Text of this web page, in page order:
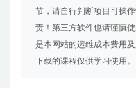
节，请自行判断项目可操
责！第三方软件也请谨慎
是本网站的运维成本费用
下载的课程仅供学习使用。